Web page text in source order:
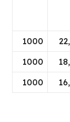
1000
1000
1000